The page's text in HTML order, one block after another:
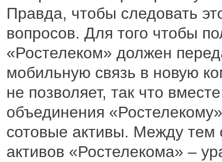
Правда, чтобы следовать
вопросов. Для того чтобы
«Ростелеком» должен
мобильную связь в новую
не позволяет, так что
объединения
сотовые активы. Между
активов «Ростелекома» –